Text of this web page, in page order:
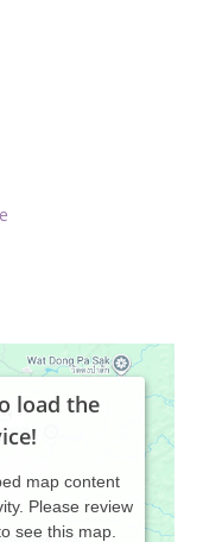
load the
map content
Please review
see this map.